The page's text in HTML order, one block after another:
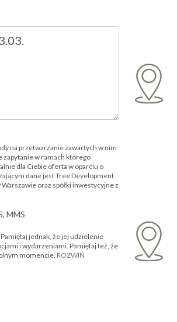
na przetwarzanie zawartych w nim
zapytanie w ramach którego
dla Ciebie oferta w oparciu o
dane jest Tree Development
oraz spółki inwestycyjne z
MMS
jednak, że jej udzielenie
i wydarzeniami. Pamiętaj też, że
momencie. ROZWIŃ